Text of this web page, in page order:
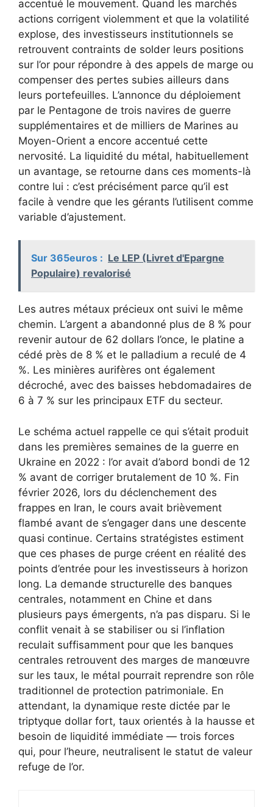
accentué le mouvement. Quand les marchés
actions corrigent violemment et que la volatilité
explose, des investisseurs institutionnels se
retrouvent contraints de solder leurs positions
sur l’or pour répondre à des appels de marge ou
compenser des pertes subies ailleurs dans
leurs portefeuilles. L’annonce du déploiement
par le Pentagone de trois navires de guerre
supplémentaires et de milliers de Marines au
Moyen-Orient a encore accentué cette
nervosité. La liquidité du métal, habituellement
un avantage, se retourne dans ces moments-là
contre lui : c’est précisément parce qu’il est
facile à vendre que les gérants l’utilisent comme
variable d’ajustement.
Sur 365euros : Le LEP (Livret d'Epargne
Populaire) revalorisé
Les autres métaux précieux ont suivi le même
chemin. L’argent a abandonné plus de 8 % pour
revenir autour de 62 dollars l’once, le platine a
cédé près de 8 % et le palladium a reculé de 4
%. Les minières aurifères ont également
décroché, avec des baisses hebdomadaires de
6 à 7 % sur les principaux ETF du secteur.
Le schéma actuel rappelle ce qui s’était produit
dans les premières semaines de la guerre en
Ukraine en 2022 : l’or avait d’abord bondi de 12
% avant de corriger brutalement de 10 %. Fin
février 2026, lors du déclenchement des
frappes en Iran, le cours avait brièvement
flambé avant de s’engager dans une descente
quasi continue. Certains stratégistes estiment
que ces phases de purge créent en réalité des
points d’entrée pour les investisseurs à horizon
long. La demande structurelle des banques
centrales, notamment en Chine et dans
plusieurs pays émergents, n’a pas disparu. Si le
conflit venait à se stabiliser ou si l’inflation
reculait suffisamment pour que les banques
centrales retrouvent des marges de manœuvre
sur les taux, le métal pourrait reprendre son rôle
traditionnel de protection patrimoniale. En
attendant, la dynamique reste dictée par le
triptyque dollar fort, taux orientés à la hausse et
besoin de liquidité immédiate — trois forces
qui, pour l’heure, neutralisent le statut de valeur
refuge de l’or.